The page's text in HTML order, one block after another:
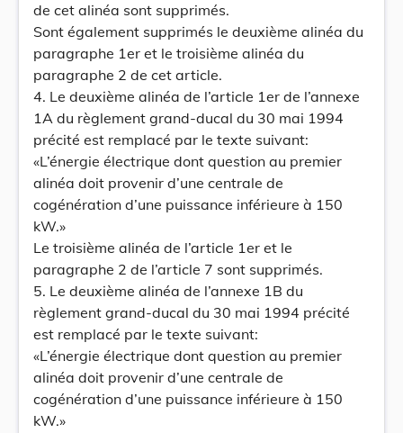
de cet alinéa sont supprimés.
Sont également supprimés le deuxième alinéa du
paragraphe 1er et le troisième alinéa du
paragraphe 2 de cet article.
4. Le deuxième alinéa de l’article 1er de l’annexe
1A du règlement grand-ducal du 30 mai 1994
précité est remplacé par le texte suivant:
«L’énergie électrique dont question au premier
alinéa doit provenir d’une centrale de
cogénération d’une puissance inférieure à 150
kW.»
Le troisième alinéa de l’article 1er et le
paragraphe 2 de l’article 7 sont supprimés.
5. Le deuxième alinéa de l’annexe 1B du
règlement grand-ducal du 30 mai 1994 précité
est remplacé par le texte suivant:
«L’énergie électrique dont question au premier
alinéa doit provenir d’une centrale de
cogénération d’une puissance inférieure à 150
kW.»